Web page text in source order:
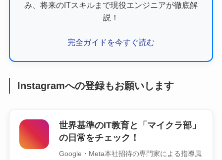
み、将来のITスキルまで現役エンジニアが徹底解
説！
完全ガイドを今すぐ読む
Instagramへの登録もお願いします
世界基準のIT教育と「マイクラ部」
の日常をチェック！
Google・Meta本社招待の専門家による指導風